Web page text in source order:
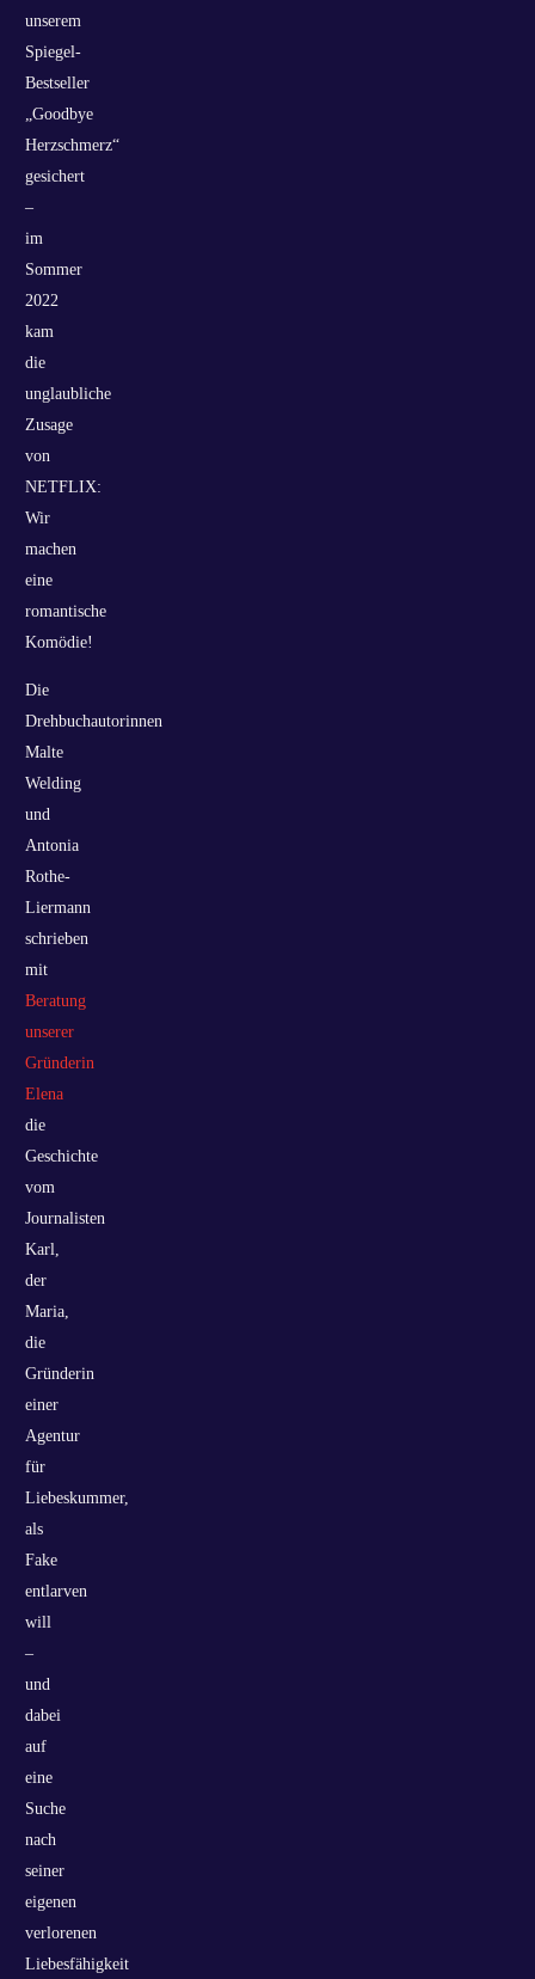
unserem
Spiegel-
Bestseller
„Goodbye
Herzschmerz“
gesichert
–
im
Sommer
2022
kam
die
unglaubliche
Zusage
von
NETFLIX:
Wir
machen
eine
romantische
Komödie!
Die
Drehbuchautorinnen
Malte
Welding
und
Antonia
Rothe-
Liermann
schrieben
mit
Beratung
unserer
Gründerin
Elena
die
Geschichte
vom
Journalisten
Karl,
der
Maria,
die
Gründerin
einer
Agentur
für
Liebeskummer,
als
Fake
entlarven
will
–
und
dabei
auf
eine
Suche
nach
seiner
eigenen
verlorenen
Liebesfähigkeit